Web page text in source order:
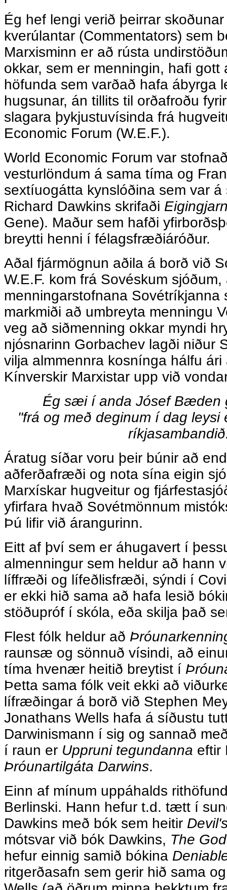
Ég hef lengi verið þeirrar
kverúlantar (Commentators) sem
Marxisminn er að rústa
okkar, sem er menningin, hafi gott
höfunda sem varðað hafa ábyrga
hugsunar, án tillits til orðafroðu
slagara þykjustuvísinda frá
Economic Forum (W.E.F.).
World Economic Forum var
vesturlöndum á sama tíma og
sextíuogátta kynslóðina sem var
Richard Dawkins skrifaði
Gene). Maður sem hafði
breytti henni í félagsfræðiáróður.
Aðal fjármögnun aðila á borð við
W.E.F. kom frá Sovéskum
menningarstofnana Sovétríkjanna
markmiði að umbreyta menningu
veg að siðmenning okkar myndi
njósnarinn Gorbachev lagði niður
vilja almmennra kosnínga hálfu ári
Kínverskir Marxistar upp við
Ég sæi í anda Jósef Bæden
"frá og með deginum í dag leysi
Áratug síðar voru þeir búnir að
aðferðafræði og nota sína eigin
Marxískar hugveitur og
yfirfara hvað Sovétmönnum
Þú lifir við árangurinn.
Eitt af því sem er áhugavert í
almenningur sem heldur að hann
líffræði og lífeðlisfræði, sýndi í
er ekki hið sama að hafa lesið
stöðupróf í skóla, eða skilja það
Flest fólk heldur að
raunsæ og sönnuð vísindi, að
tíma hvenær heitið breytist í
Þetta sama fólk veit ekki að
lífræðingar á borð við Stephen
Jonathans Wells hafa á síðustu
Darwinismann í sig og sannað
í raun er Uppruni tegundanna eftir
Þróunartilgáta Darwins.
Einn af mínum uppáhalds
Berlinski. Hann hefur t.d. tætt í
Dawkins með bók sem heitir
mótsvar við bók Dawkins, The
hefur einnig samið bókina
ritgerðasafn sem gerir hið sama